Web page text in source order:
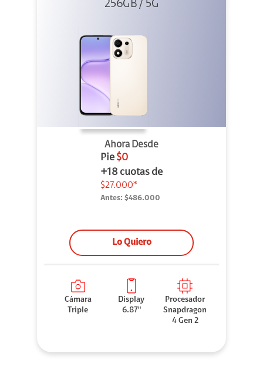
256GB / 5G
Ahora Desde
Pie $0
+18 cuotas de
$27.000*
Antes: $486.000
Lo Quiero
Cámara
Triple
Display
6.87"
Procesador
Snapdragon
4 Gen 2